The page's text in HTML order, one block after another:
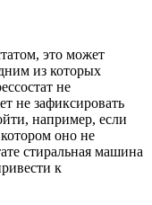
это может
из которых
не
не зафиксировать
например, если
оно не
стиральная машина
к